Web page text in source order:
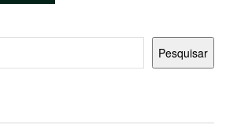
Pesquisar